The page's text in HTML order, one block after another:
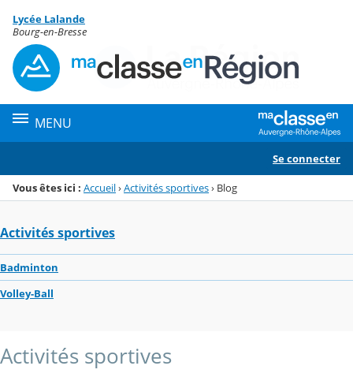
Menu de la rubrique
Contenu
Lycée Lalande
Bourg-en-Bresse
MENU
Se connecter
Vous êtes ici : Accueil›Activités sportives› Blog
Activités sportives
Badminton
Volley-Ball
Activités sportives